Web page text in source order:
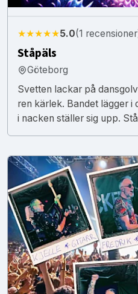
★★★★★5.0(1
Ståpäls
Göteborg
Svetten lackar på
ren kärlek. Bandet lägger i
i nacken ställer sig upp.